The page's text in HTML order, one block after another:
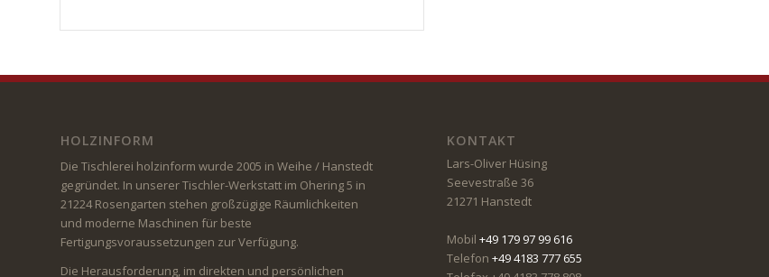
HOLZINFORM
Die Tischlerei holzinform wurde 2005 in Weihe / Hanstedt
gegründet. In unserer Tischler-Werkstatt im Ohering 5 in
21224 Rosengarten stehen großzügige Räumlichkeiten
und moderne Maschinen für beste
Fertigungsvoraussetzungen zur Verfügung.
Die Herausforderung, im direkten und persönlichen
KONTAKT
Lars-Oliver Hüsing
Seevestraße 36
21271 Hanstedt
Mobil +49 179 97 99 616
Telefon +49 4183 777 655